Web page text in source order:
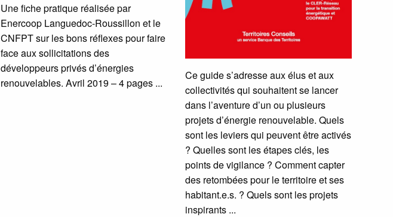
Une fiche pratique réalisée par
Enercoop Languedoc-Roussillon et le
CNFPT sur les bons réflexes pour faire
face aux sollicitations des
développeurs privés d’énergies
renouvelables. Avril 2019 – 4 pages
Ce guide s’adresse aux élus et aux
collectivités qui souhaitent se lancer
dans l’aventure d’un ou plusieurs
projets d’énergie renouvelable. Quels
sont les leviers qui peuvent être activés
? Quelles sont les étapes clés, les
points de vigilance ? Comment capter
des retombées pour le territoire et ses
habitant.e.s. ? Quels sont les projets
inspirants